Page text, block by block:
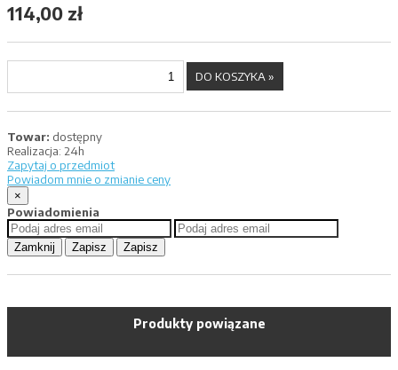
114,00 zł
Towar: dostępny
Realizacja: 24h
Zapytaj o przedmiot
Powiadom mnie o zmianie ceny
×
Powiadomienia
Zamknij Zapisz Zapisz
Produkty powiązane